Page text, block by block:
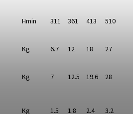
Hmin​ 311​ 361​ 413​ 510​
Kg​ 6.7​ 12​ 18​ 27​
Kg​ 7​ 12.5​ 19.6​ 28​
Kg​ 1.5​ 1.8​ 2.4​ 3.2​